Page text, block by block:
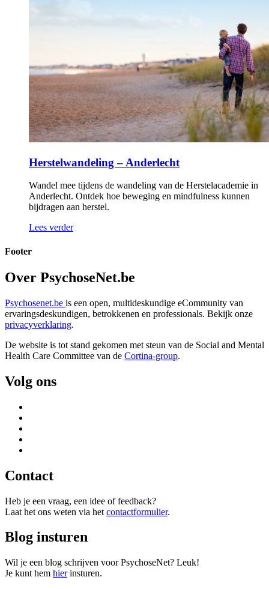
Herstelwandeling – Anderlecht
Wandel mee tijdens de wandeling van de Herstelacademie in
Anderlecht. Ontdek hoe beweging en mindfulness kunnen
bijdragen aan herstel.
Lees verder
Footer
Over PsychoseNet.be
Psychosenet.be is een open, multideskundige eCommunity van
ervaringsdeskundigen, betrokkenen en professionals. Bekijk onze
privacyverklaring.
De website is tot stand gekomen met steun van de Social and Mental
Health Care Committee van de Cortina-group.
Volg ons
Contact
Heb je een vraag, een idee of feedback?
Laat het ons weten via het contactformulier.
Blog insturen
Wil je een blog schrijven voor PsychoseNet? Leuk!
Je kunt hem hierinsturen.